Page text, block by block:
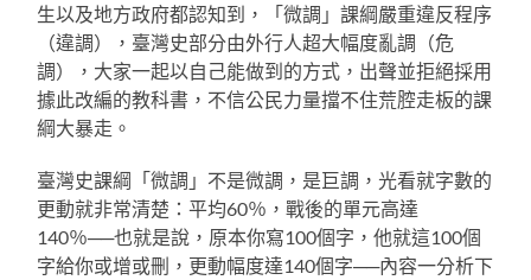
生以及地方政府都認知到，「微調」課綱嚴重違反程序
（違調），臺灣史部分由外行人超大幅度亂調（危
調），大家一起以自己能做到的方式，出聲並拒絕採用
據此改編的教科書，不信公民力量擋不住荒腔走板的課
綱大暴走。
臺灣史課綱「微調」不是微調，是巨調，光看就字數的
更動就非常清楚：平均60％，戰後的單元高達
140％──也就是說，原本你寫100個字，他就這100個
字給你或增或刪，更動幅度達140個字──內容一分析下